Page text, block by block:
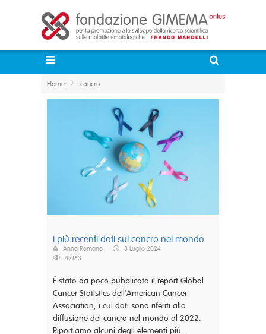
Home cancro
I più recenti dati sul cancro nel mondo
Anna Romano
8 Luglio 2024
42163
È stato da poco pubblicato il report Global
Cancer Statistics dell’American Cancer
Association, i cui dati sono riferiti alla
diffusione del cancro nel mondo al 2022.
Riportiamo alcuni degli elementi più...